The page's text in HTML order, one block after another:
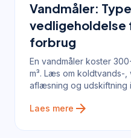
Vandmåler:
forbrug
En vandmåler koster
m³. Læs om koldtvands-,
aflæsning og udskiftning
Laes mere arrow_forward